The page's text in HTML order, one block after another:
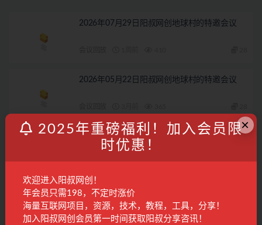
2026年07月29日阳叔网创地球村的特邀会议
2026年05月22日阳叔网创地球村的特邀会议
2026年05月11日阳叔网创地球村的特邀会议
会议回放 3月前 232 28
2026年07月3日阳叔网创地球村的特邀会议
会议回放 1月前 290
×
2025年重磅福利！加入会员限
时优惠！
欢迎进入阳叔网创！
年会员只需198，不定时涨价
海量互联网项目，资源，技术，教程，工具，分享！
加入阳叔网创会员第一时间获取阳叔分享咨讯！